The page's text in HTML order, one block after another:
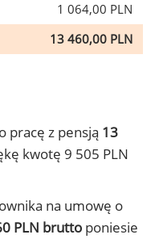
1 064,00 PLN
13 460,00 PLN
pracę z pensją 13
kwotę 9 505 PLN
na umowę o
PLN brutto poniesie